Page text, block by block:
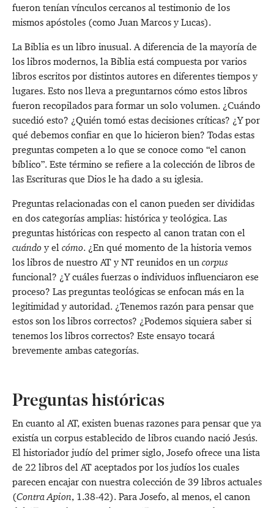
fueron tenían vínculos cercanos al testimonio de los
mismos apóstoles (como Juan Marcos y Lucas).
La Biblia es un libro inusual. A diferencia de la mayoría de
los libros modernos, la Biblia está compuesta por varios
libros escritos por distintos autores en diferentes tiempos y
lugares. Esto nos lleva a preguntarnos cómo estos libros
fueron recopilados para formar un solo volumen. ¿Cuándo
sucedió esto? ¿Quién tomó estas decisiones críticas? ¿Y por
qué debemos confiar en que lo hicieron bien? Todas estas
preguntas competen a lo que se conoce como “el canon
bíblico”. Este término se refiere a la colección de libros de
las Escrituras que Dios le ha dado a su iglesia.
Preguntas relacionadas con el canon pueden ser divididas
en dos categorías amplias: histórica y teológica. Las
preguntas históricas con respecto al canon tratan con el
cuándoy elcómo. ¿En qué momento de la historia vemos
los libros de nuestro AT y NT reunidos en uncorpus
funcional? ¿Y cuáles fuerzas o individuos influenciaron ese
proceso? Las preguntas teológicas se enfocan más en la
legitimidad y autoridad. ¿Tenemos razón para pensar que
estos son los libros correctos? ¿Podemos siquiera saber si
tenemos los libros correctos? Este ensayo tocará
brevemente ambas categorías.
Preguntas históricas
En cuanto al AT, existen buenas razones para pensar que ya
existía un corpus establecido de libros cuando nació Jesús.
El historiador judío del primer siglo, Josefo ofrece una lista
de 22 libros del AT aceptados por los judíos los cuales
parecen encajar con nuestra colección de 39 libros actuales
(Contra Apion, 1.38-42). Para Josefo, al menos, el canon